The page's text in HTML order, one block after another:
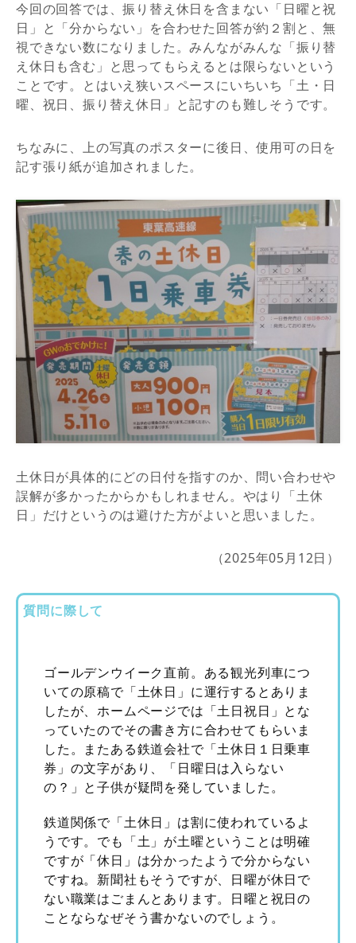
今回の回答では、振り替え休日を含まない「日曜と祝
日」と「分からない」を合わせた回答が約２割と、無
視できない数になりました。みんながみんな「振り替
え休日も含む」と思ってもらえるとは限らないという
ことです。とはいえ狭いスペースにいちいち「土・日
曜、祝日、振り替え休日」と記すのも難しそうです。
ちなみに、上の写真のポスターに後日、使用可の日を
記す張り紙が追加されました。
土休日が具体的にどの日付を指すのか、問い合わせや
誤解が多かったからかもしれません。やはり「土休
日」だけというのは避けた方がよいと思いました。
（2025年05月12日）
質問に際して
ゴールデンウイーク直前。ある観光列車につ
いての原稿で「土休日」に運行するとありま
したが、ホームページでは「土日祝日」とな
っていたのでその書き方に合わせてもらいま
した。またある鉄道会社で「土休日１日乗車
券」の文字があり、「日曜日は入らない
の？」と子供が疑問を発していました。
鉄道関係で「土休日」は割に使われているよ
うです。でも「土」が土曜ということは明確
ですが「休日」は分かったようで分からない
ですね。新聞社もそうですが、日曜が休日で
ない職業はごまんとあります。日曜と祝日の
ことならなぜそう書かないのでしょう。